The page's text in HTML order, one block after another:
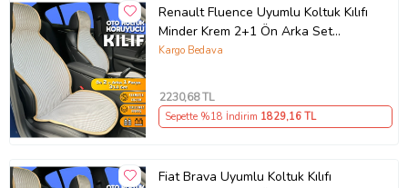
Renault Fluence Uyumlu Koltuk Kılıfı
Minder Krem 2+1 Ön Arka Set
(Karışık)
Kargo Bedava
2230,68 TL
Sepette %18 İndirim 1829,16 TL
Fiat Brava Uyumlu Koltuk Kılıfı